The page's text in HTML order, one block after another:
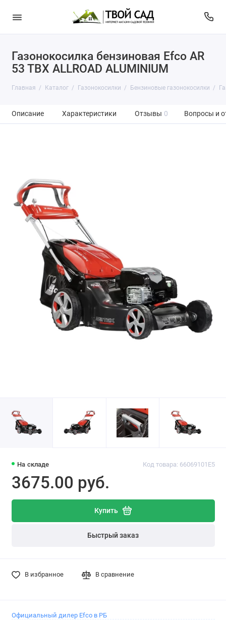
Газонокосилка бензиновая Efco AR
53 TBX ALLROAD ALUMINIUM
Главная Каталог Газонокосилки Бензиновые газонокосилки
Описание Характеристики Отзывы 0 Вопросы и
На складе Код товара: 66069101E5
3675.00 pуб.
Купить
Быстрый заказ
В избранное В сравнение
Официальный дилер Efco в РБ